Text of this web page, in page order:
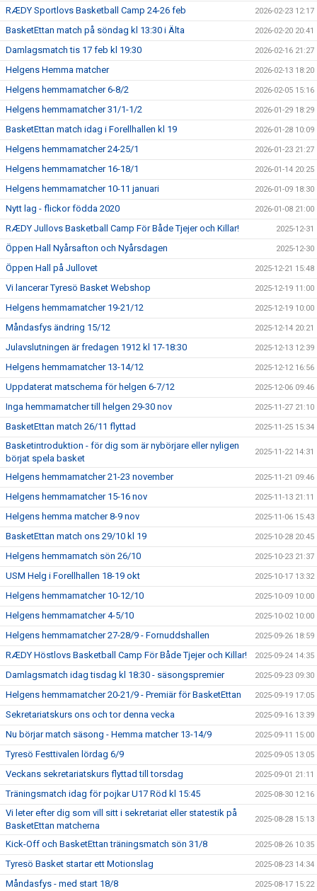
RÆDY Sportlovs Basketball Camp 24-26 feb 2026-02-23 12:17
BasketEttan match på söndag kl 13:30 i Älta 2026-02-20 20:41
Damlagsmatch tis 17 feb kl 19:30 2026-02-16 21:27
Helgens Hemma matcher 2026-02-13 18:20
Helgens hemmamatcher 6-8/2 2026-02-05 15:16
Helgens hemmamatcher 31/1-1/2 2026-01-29 18:29
BasketEttan match idag i Forellhallen kl 19 2026-01-28 10:09
Helgens hemmamatcher 24-25/1 2026-01-23 21:27
Helgens hemmamatcher 16-18/1 2026-01-14 20:25
Helgens hemmamatcher 10-11 januari 2026-01-09 18:30
Nytt lag - flickor födda 2020 2026-01-08 21:00
RÆDY Jullovs Basketball Camp För Både Tjejer och Killar! 2025-12-31
Öppen Hall Nyårsafton och Nyårsdagen 2025-12-30
Öppen Hall på Jullovet 2025-12-21 15:48
Vi lancerar Tyresö Basket Webshop 2025-12-19 11:00
Helgens hemmamatcher 19-21/12 2025-12-19 10:00
Måndasfys ändring 15/12 2025-12-14 20:21
Julavslutningen är fredagen 1912 kl 17-18:30 2025-12-13 12:39
Helgens hemmamatcher 13-14/12 2025-12-12 16:56
Uppdaterat matschema för helgen 6-7/12 2025-12-06 09:46
Inga hemmamatcher till helgen 29-30 nov 2025-11-27 21:10
BasketEttan match 26/11 flyttad 2025-11-25 15:34
Basketintroduktion - för dig som är nybörjare eller nyligen
börjat spela basket
2025-11-22 14:31
Helgens hemmamatcher 21-23 november 2025-11-21 09:46
Helgens hemmamatcher 15-16 nov 2025-11-13 21:11
Helgens hemma matcher 8-9 nov 2025-11-06 15:43
BasketEttan match ons 29/10 kl 19 2025-10-28 20:45
Helgens hemmamatch sön 26/10 2025-10-23 21:37
USM Helg i Forellhallen 18-19 okt 2025-10-17 13:32
Helgens hemmamatcher 10-12/10 2025-10-09 10:00
Helgens hemmamatcher 4-5/10 2025-10-02 10:00
Helgens hemmamatcher 27-28/9 - Fornuddshallen 2025-09-26 18:59
RÆDY Höstlovs Basketball Camp För Både Tjejer och Killar! 2025-09-24 14:35
Damlagsmatch idag tisdag kl 18:30 - säsongspremier 2025-09-23 09:30
Helgens hemmamatcher 20-21/9 - Premiär för BasketEttan 2025-09-19 17:05
Sekretariatskurs ons och tor denna vecka 2025-09-16 13:39
Nu börjar match säsong - Hemma matcher 13-14/9 2025-09-11 15:00
Tyresö Festtivalen lördag 6/9 2025-09-05 13:05
Veckans sekretariatskurs flyttad till torsdag 2025-09-01 21:11
Träningsmatch idag för pojkar U17 Röd kl 15:45 2025-08-30 12:16
Vi leter efter dig som vill sitt i sekretariat eller statestik på
BasketEttan matcherna
2025-08-28 15:13
Kick-Off och BasketEttan träningsmatch sön 31/8 2025-08-26 10:35
Tyresö Basket startar ett Motionslag 2025-08-23 14:34
Måndasfys - med start 18/8 2025-08-17 15:22